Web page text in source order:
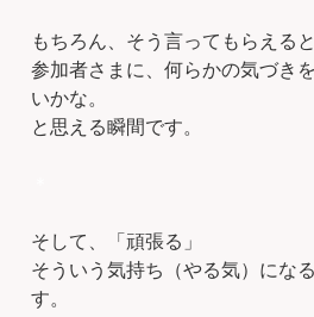
もちろん、そう言ってもらえる
参加者さまに、何らかの気づき
いかな。
と思える瞬間です。
そして、「頑張る」
そういう気持ち（やる気）にな
す。